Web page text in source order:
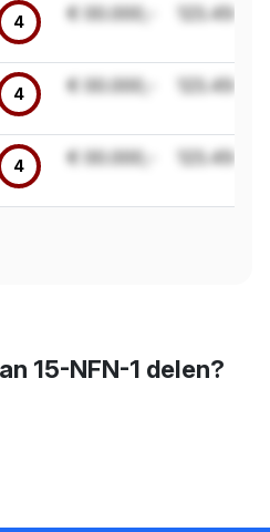
4 € 00.000,- 123.456 km
4 € 00.000,- 123.456 km
4 € 00.000,- 123.456 km
15-NFN-1 delen?